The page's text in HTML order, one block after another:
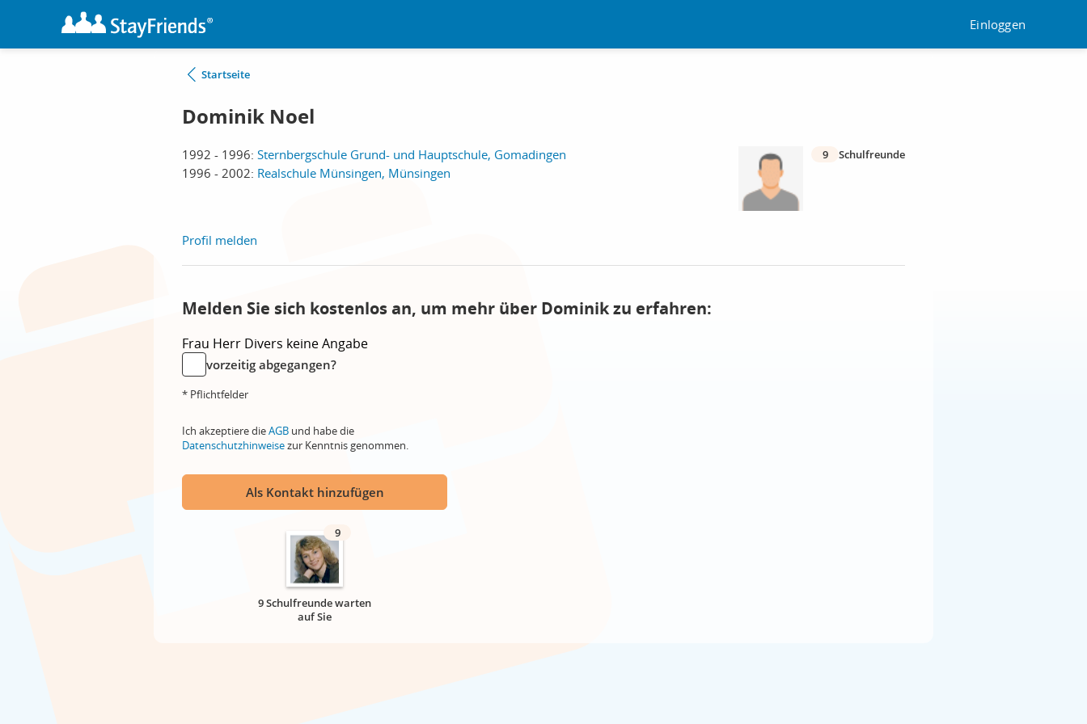
Einloggen
Startseite
Dominik Noel
1992 - 1996: Sternbergschule Grund- und Hauptschule, Gomadingen
1996 - 2002: Realschule Münsingen, Münsingen
9 Schulfreunde
Profil melden
Melden Sie sich kostenlos an, um mehr über Dominik zu erfahren:
Frau Herr Divers keine Angabe
vorzeitig abgegangen?
* Pflichtfelder
Ich akzeptiere dieAGB und habe die
Datenschutzhinweisezur Kenntnis genommen.
Als Kontakt hinzufügen
9
9 Schulfreunde warten
auf Sie